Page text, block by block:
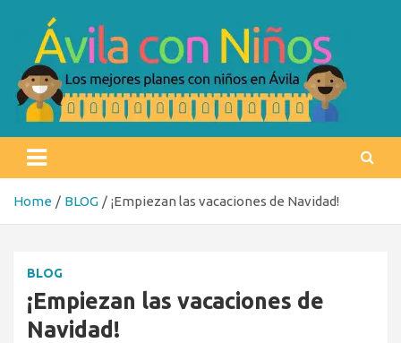
content
Ávila con niños
Home BLOG ¡Empiezan las vacaciones de Navidad!
BLOG
¡Empiezan las vacaciones de
Navidad!